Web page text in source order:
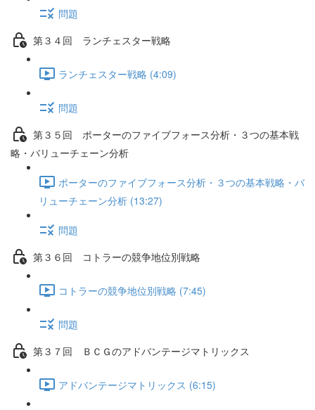
問題
第３４回 ランチェスター戦略
ランチェスター戦略 (4:09)
問題
第３５回 ポーターのファイブフォース分析・３つの基本戦
略・バリューチェーン分析
ポーターのファイブフォース分析・３つの基本戦略・バ
リューチェーン分析 (13:27)
問題
第３６回 コトラーの競争地位別戦略
コトラーの競争地位別戦略 (7:45)
問題
第３７回 ＢＣＧのアドバンテージマトリックス
アドバンテージマトリックス (6:15)